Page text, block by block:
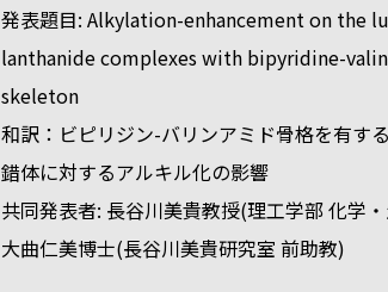
発表題目: Alkylation-enhancement on the
lanthanide complexes with bipyridine-
skeleton
和訳：ビピリジン-バリンアミド骨格を有す
錯体に対するアルキル化の影響
共同発表者: 長谷川美貴教授(理工学部 化学・
大曲仁美博士(長谷川美貴研究室 前助教)